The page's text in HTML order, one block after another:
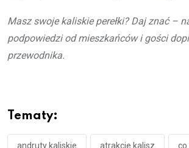
Masz swoje kaliskie perełki? Daj znać –
podpowiedzi od mieszkańców i gości
przewodnika.
Tematy:
andruty kaliskie atrakcje kalisz co